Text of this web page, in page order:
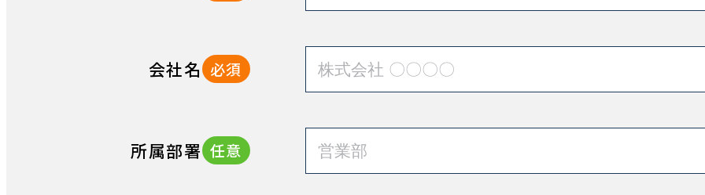
会社名 必須
所属部署 任意